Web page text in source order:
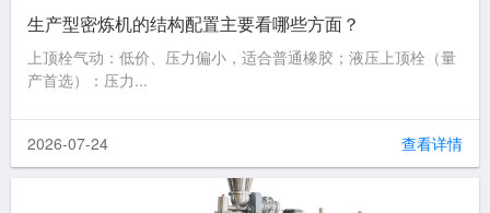
生产型密炼机的结构配置主要看哪些方面？
上顶栓气动：低价、压力偏小，适合普通橡胶；液压上顶栓（量
产首选）：压力...
2026-07-24 查看详情